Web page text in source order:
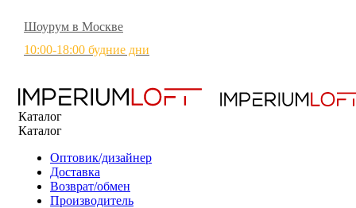
Шоурум в Москве
10:00-18:00 будние дни
Каталог
Каталог
Оптовик/дизайнер
Доставка
Возврат/обмен
Производитель